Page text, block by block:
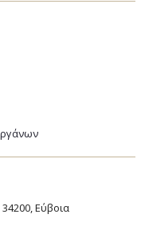
Εύβοια